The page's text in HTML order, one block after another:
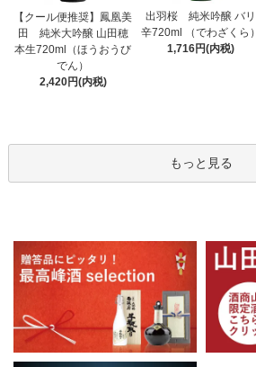
【クール便推奨】鳳凰美
田 純米大吟醸 山田穂
本生720ml（ほうおうび
でん）
2,420円(内税)
出羽桜 純米吟醸 バリ
辛720ml （でわざくら）
1,716円(内税)
もっと見る